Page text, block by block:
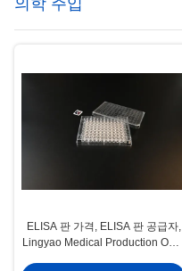
ELISA 판 가격, ELISA 판 공급자,
Lingyao Medical Production OEM